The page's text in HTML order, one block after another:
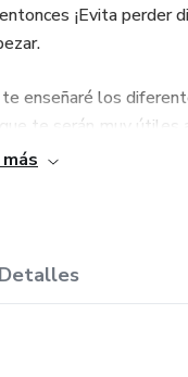
¡Evita perder
enseñaré los
te serán muy útiles
a? Es hora de
Detalles